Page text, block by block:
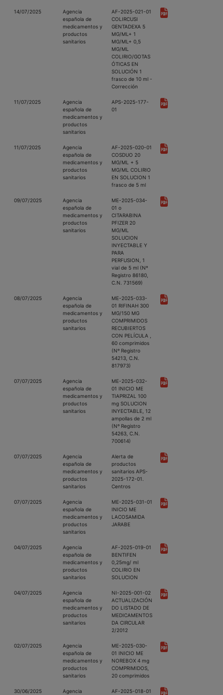
14/07/2025
Agencia
española de
medicamentos y
productos
sanitarios
AF-2025-021-01
COLIRCUSI
GENTADEXA 5
MG/ML+ 1
MG/ML+ 0,5
MG/ML
COLIRIO/GOTAS
ÓTICAS EN
SOLUCIÓN 1
frasco de 10 ml -
Corrección
11/07/2025
Agencia
española de
medicamentos y
productos
sanitarios
APS-2025-177-
01
11/07/2025
Agencia
española de
medicamentos y
productos
sanitarios
AF-2025-020-01
COSDUO 20
MG/ML + 5
MG/ML COLIRIO
EN SOLUCION 1
frasco de 5 ml
09/07/2025
Agencia
española de
medicamentos y
productos
sanitarios
ME-2025-034-
01 o
CITARABINA
PFIZER 20
MG/ML
SOLUCION
INYECTABLE Y
PARA
PERFUSION, 1
vial de 5 ml (Nº
Registro 86180,
C.N. 731569)
08/07/2025
Agencia
española de
medicamentos y
productos
sanitarios
ME-2025-033-
01 RIFINAH 300
MG/150 MG
COMPRIMIDOS
RECUBIERTOS
CON PELÍCULA ,
60 comprimidos
(Nº Registro
54213, C.N.
817973)
07/07/2025
Agencia
española de
medicamentos y
productos
sanitarios
ME-2025-032-
01 INICIO ME
TIAPRIZAL 100
mg SOLUCION
INYECTABLE, 12
ampollas de 2 ml
(Nº Registro
54263, C.N.
700614)
07/07/2025
Agencia
española de
medicamentos y
productos
sanitarios
Alerta de
productos
sanitarios APS-
2025-172-01.
Centros
07/07/2025
Agencia
española de
medicamentos y
productos
sanitarios
ME-2025-031-01
INICIO ME
LACOSAMIDA
JARABE
04/07/2025
Agencia
española de
medicamentos y
productos
sanitarios
AF-2025-019-01
BENTIFEN
0,25mg/ ml
COLIRIO EN
SOLUCION
04/07/2025
Agencia
española de
medicamentos y
productos
sanitarios
NI-2025-001-02
ACTUALIZACIÓN
DO LISTADO DE
MEDICAMENTOS
DA CIRCULAR
2/2012
02/07/2025
Agencia
española de
medicamentos y
productos
sanitarios
ME-2025-030-
01 INICIO ME
NOREBOX 4 mg
COMPRIMIDOS,
20 comprimidos
30/06/2025
Agencia
AF-2025-018-01